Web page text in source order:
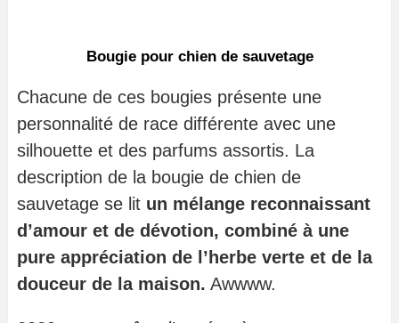
Bougie pour chien de sauvetage
Chacune de ces bougies présente une
personnalité de race différente avec une
silhouette et des parfums assortis. La
description de la bougie de chien de
sauvetage se lit un mélange reconnaissant
d’amour et de dévotion, combiné à une
pure appréciation de l’herbe verte et de la
douceur de la maison. Awwww.